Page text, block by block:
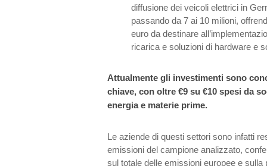
diffusione dei veicoli elettrici in
passando da 7 ai 10 milioni,
euro da destinare
ricarica e soluzioni di hardware e
Attualmente gli investimenti sono
chiave, con oltre €9 su €10 spesi da
energia e materie prime.
Le aziende di questi settori sono infatti
emissioni del campione analizzato,
sul totale delle emissioni europee e sulla